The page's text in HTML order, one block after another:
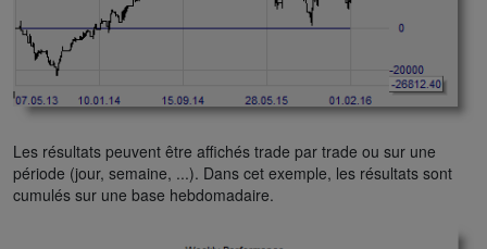
Les résultats peuvent être affichés trade par trade ou sur une
période (jour, semaine, ...). Dans cet exemple, les résultats sont
cumulés sur une base hebdomadaire.